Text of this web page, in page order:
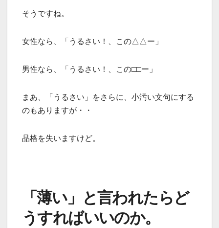
そうですね。
女性なら、「うるさい！、この△△ー」
男性なら、「うるさい！、この□□ー」
まあ、「うるさい」をさらに、小汚い文句にする
のもありますが・・
品格を失いますけど。
「薄い」と言われたらど
うすればいいのか。